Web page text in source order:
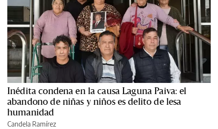
Inédita condena en la causa Laguna Paiva: el
abandono de niñas y niños es delito de lesa
humanidad
Candela Ramírez